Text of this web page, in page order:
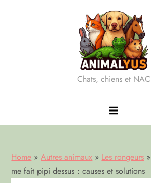
Chats, chiens et NAC
Home » Autres animaux » Les rongeurs »
me fait pipi dessus : causes et solutions